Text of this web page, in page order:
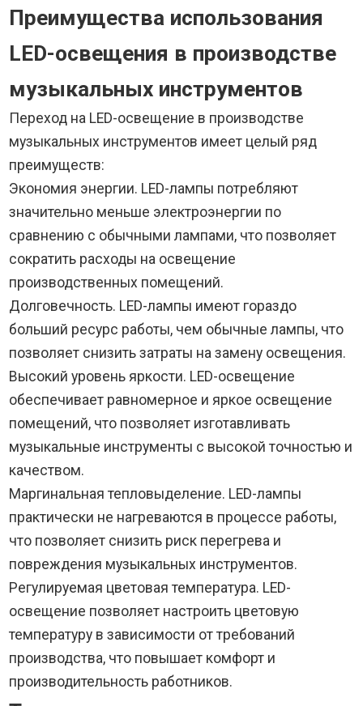
Преимущества использования
LED-освещения в производстве
музыкальных инструментов
Переход на LED-освещение в производстве
музыкальных инструментов имеет целый ряд
преимуществ:
Экономия энергии. LED-лампы потребляют
значительно меньше электроэнергии по
сравнению с обычными лампами, что позволяет
сократить расходы на освещение
производственных помещений.
Долговечность. LED-лампы имеют гораздо
больший ресурс работы, чем обычные лампы, что
позволяет снизить затраты на замену освещения.
Высокий уровень яркости. LED-освещение
обеспечивает равномерное и яркое освещение
помещений, что позволяет изготавливать
музыкальные инструменты с высокой точностью и
качеством.
Маргинальная тепловыделение. LED-лампы
практически не нагреваются в процессе работы,
что позволяет снизить риск перегрева и
повреждения музыкальных инструментов.
Регулируемая цветовая температура. LED-
освещение позволяет настроить цветовую
температуру в зависимости от требований
производства, что повышает комфорт и
производительность работников.